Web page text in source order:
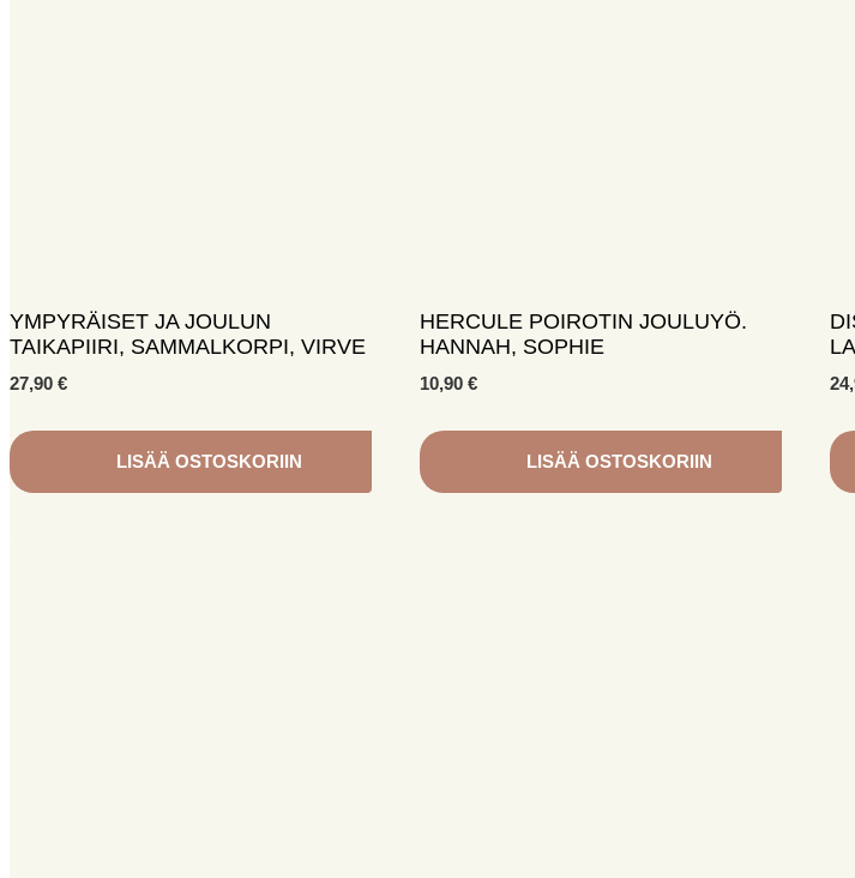
YMPYRÄISET JA JOULUN
TAIKAPIIRI, SAMMALKORPI, VIRVE
27,90 €
LISÄÄ OSTOSKORIIN
HERCULE POIROTIN JOULUYÖ.
HANNAH, SOPHIE
10,90 €
LISÄÄ OSTOSKORIIN